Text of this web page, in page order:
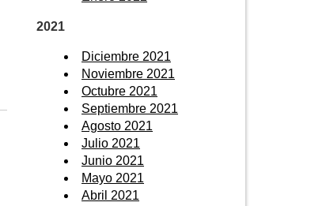
2021
Diciembre 2021
Noviembre 2021
Octubre 2021
Septiembre 2021
Agosto 2021
Julio 2021
Junio 2021
Mayo 2021
Abril 2021